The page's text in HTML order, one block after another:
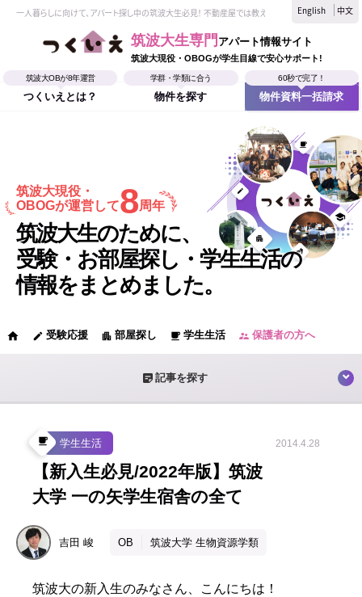
一人暮らしに向けて、アパート探し中の筑波大生必見！ 不動産屋では教えてくれない、筑波大生なら
English 中文
筑波大生専門 アパート情報サイト
筑波大現役・OBOGが学生目線で安心サポート!
筑波大OBが8年運営
つくいえとは？
学群・学類に合う
物件を探す
60秒で完了！
物件資料一括請求
筑波大現役・
OBOGが運営して8周年
筑波大生のために、
受験・お部屋探し・学生生活の
情報をまとめました。
home edit 受験応援 apartment 部屋探し local_cafe 学生生活 supervisor_account 保護者の方へ
sticky_note_2 記事を探す
local_cafe 学生生活 2014.4.28
【新入生必見/2022年版】筑波
大学 一の矢学生宿舎の全て
吉田 峻 OB 筑波大学 生物資源学類
筑波大の新入生のみなさん、こんにちは！